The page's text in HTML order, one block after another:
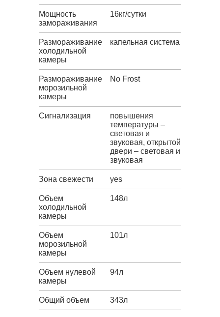
Мощность
замораживания
16кг/сутки
Размораживание
холодильной
камеры
капельная система
Размораживание
морозильной
камеры
No Frost
Сигнализация
повышения
температуры –
световая и
звуковая, открытой
двери – световая и
звуковая
Зона свежести yes
Объем
холодильной
камеры
148л
Объем
морозильной
камеры
101л
Объем нулевой
камеры
94л
Общий объем 343л